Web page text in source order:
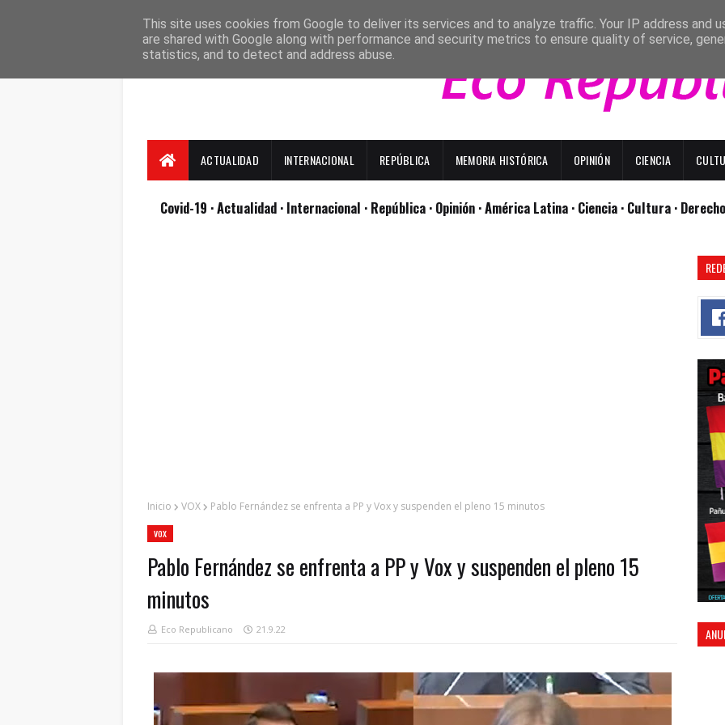
ACTUALIDAD INTERNACIONAL REPÚBLICA MEMORIA HISTÓRICA OPINIÓN CIENCIA
Covid-19 · Actualidad · Internacional · República · Opinión · América Latina · Ciencia · Cultura ·
Inicio VOX Pablo Fernández se enfrenta a PP y Vox y suspenden el pleno 15 minutos
VOX
Pablo Fernández se enfrenta a PP y Vox y suspenden el pleno 15
minutos
Eco Republicano 21.9.22
This site uses cookies from Google to deliver its services and to analyze traffic. Your IP address and
are shared with Google along with performance and security metrics to ensure quality of service,
statistics, and to detect and address abuse.